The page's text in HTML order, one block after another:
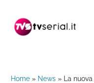
navigazione
contenuto
barra
Home » News »
La